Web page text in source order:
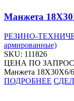
Манжета
РЕЗИНО-
армированные)
SKU: 111826
ЦЕНА ПО
Манжета 18X30X6/
ПОДРОБНЕЕ